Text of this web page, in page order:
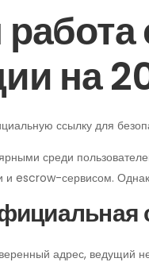
на
ссылку для
среди
и escrow-сервисом.
адрес, ведущий